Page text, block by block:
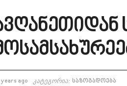
years ago კატეგორია: საზოგადოება